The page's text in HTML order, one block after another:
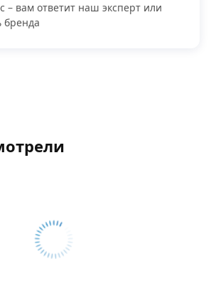
– вам ответит наш эксперт или
бренда